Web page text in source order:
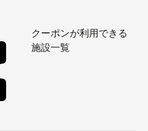
クーポンが利用できる
施設一覧